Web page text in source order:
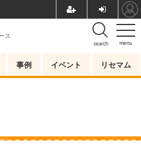
menu
search
ス
事例 イベント リセマム